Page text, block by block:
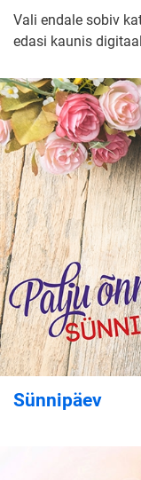
Vali endale sobiv
edasi kaunis
Sünnipäev